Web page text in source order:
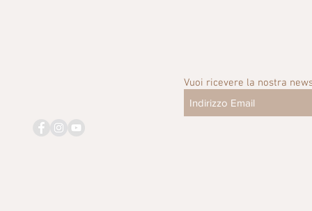
Vuoi ricevere la nostra